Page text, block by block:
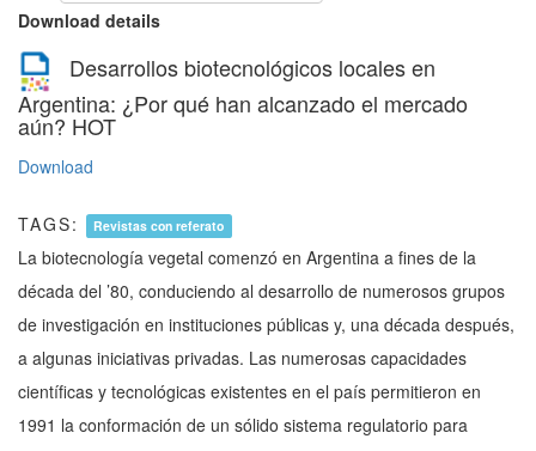
Download details
Desarrollos biotecnológicos locales en
Argentina: ¿Por qué han alcanzado el mercado
aún? HOT
Download
TAGS: Revistas con referato
La biotecnología vegetal comenzó en Argentina a fines de la
década del ’80, conduciendo al desarrollo de numerosos grupos
de investigación en instituciones públicas y, una década después,
a algunas iniciativas privadas. Las numerosas capacidades
científicas y tecnológicas existentes en el país permitieron en
1991 la conformación de un sólido sistema regulatorio para